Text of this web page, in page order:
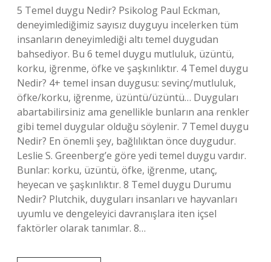
5 Temel duygu Nedir? Psikolog Paul Eckman,
deneyimlediğimiz sayısız duyguyu incelerken tüm
insanların deneyimlediği altı temel duygudan
bahsediyor. Bu 6 temel duygu mutluluk, üzüntü,
korku, iğrenme, öfke ve şaşkınlıktır. 4 Temel duygu
Nedir? 4+ temel insan duygusu: sevinç/mutluluk,
öfke/korku, iğrenme, üzüntü/üzüntü… Duyguları
abartabilirsiniz ama genellikle bunların ana renkler
gibi temel duygular olduğu söylenir. 7 Temel duygu
Nedir? En önemli şey, bağlılıktan önce duygudur.
Leslie S. Greenberg’e göre yedi temel duygu vardır.
Bunlar: korku, üzüntü, öfke, iğrenme, utanç,
heyecan ve şaşkınlıktır. 8 Temel duygu Durumu
Nedir? Plutchik, duyguları insanları ve hayvanları
uyumlu ve dengeleyici davranışlara iten içsel
faktörler olarak tanımlar. 8…